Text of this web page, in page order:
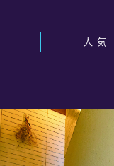
研究
人気
連載
人 気